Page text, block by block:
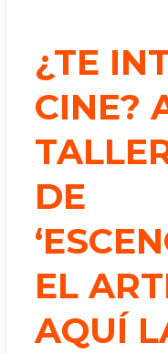
¿TE
CINE?
DE
EL
AQUÍ